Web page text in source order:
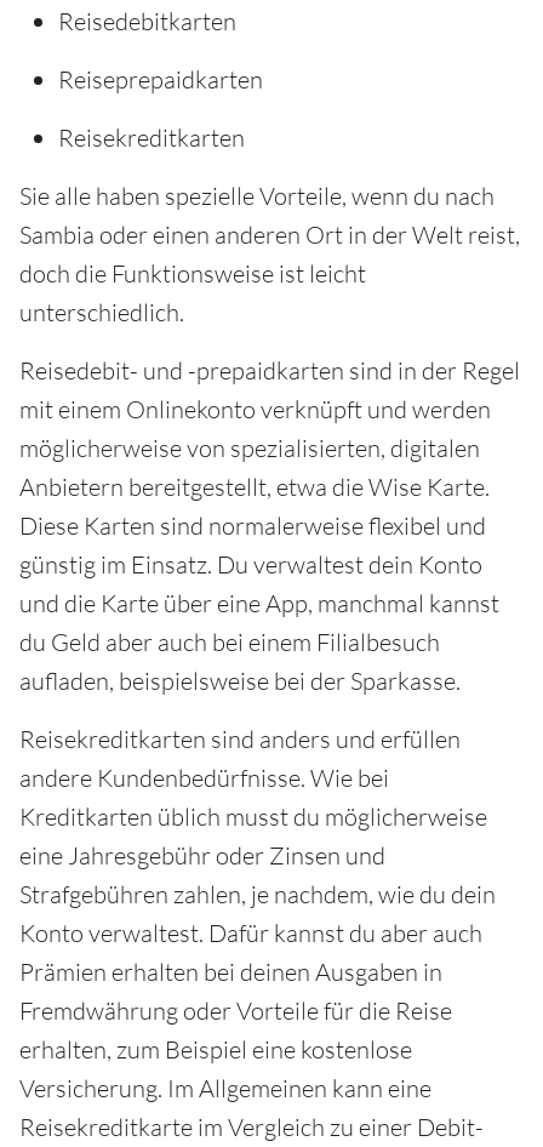
Reisedebitkarten
Reiseprepaidkarten
Reisekreditkarten
Sie alle haben spezielle Vorteile, wenn du nach
Sambia oder einen anderen Ort in der Welt reist,
doch die Funktionsweise ist leicht
unterschiedlich.
Reisedebit- und -prepaidkarten sind in der Regel
mit einem Onlinekonto verknüpft und werden
möglicherweise von spezialisierten, digitalen
Anbietern bereitgestellt, etwa die Wise Karte.
Diese Karten sind normalerweise flexibel und
günstig im Einsatz. Du verwaltest dein Konto
und die Karte über eine App, manchmal kannst
du Geld aber auch bei einem Filialbesuch
aufladen, beispielsweise bei der Sparkasse.
Reisekreditkarten sind anders und erfüllen
andere Kundenbedürfnisse. Wie bei
Kreditkarten üblich musst du möglicherweise
eine Jahresgebühr oder Zinsen und
Strafgebühren zahlen, je nachdem, wie du dein
Konto verwaltest. Dafür kannst du aber auch
Prämien erhalten bei deinen Ausgaben in
Fremdwährung oder Vorteile für die Reise
erhalten, zum Beispiel eine kostenlose
Versicherung. Im Allgemeinen kann eine
Reisekreditkarte im Vergleich zu einer Debit-